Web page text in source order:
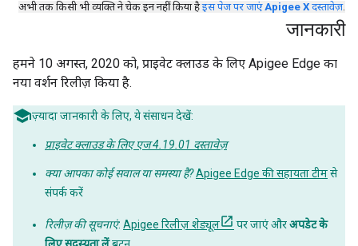
अभी तक किसी भी व्यक्ति ने चेक इन नहीं किया हैइस पेज पर जाएंApigee X दस्तावेज़.
जानकारी
हमने 10 अगस्त, 2020 को, प्राइवेट क्लाउड के लिए Apigee Edge का
नया वर्शन रिलीज़ किया है.
ज़्यादा जानकारी के लिए, ये संसाधन देखें:
प्राइवेट क्लाउड के लिए एज 4.19.01 दस्तावेज़
क्या आपका कोई सवाल या समस्या है?Apigee Edge की सहायता टीमसे
संपर्क करें
रिलीज़ की सूचनाएं: Apigee रिलीज़ शेड्यूल पर जाएं औरअपडेट के